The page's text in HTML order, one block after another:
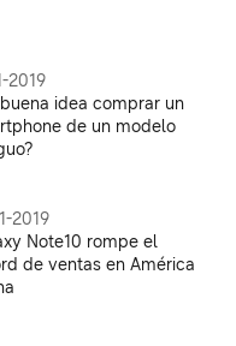
2019
idea comprar un
de un modelo
2019
Note10 rompe el
de ventas en América